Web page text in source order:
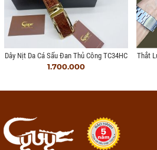
Dây Nịt Da Cá Sấu Đan Thủ Công TC34HC
1.700.000
Thắt